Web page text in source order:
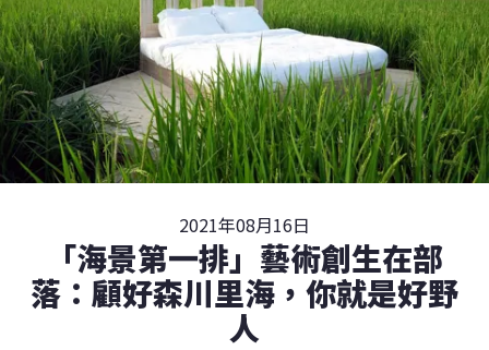
2021年08月16日
「海景第一排」藝術創生在部
落：顧好森川里海，你就是好野
人